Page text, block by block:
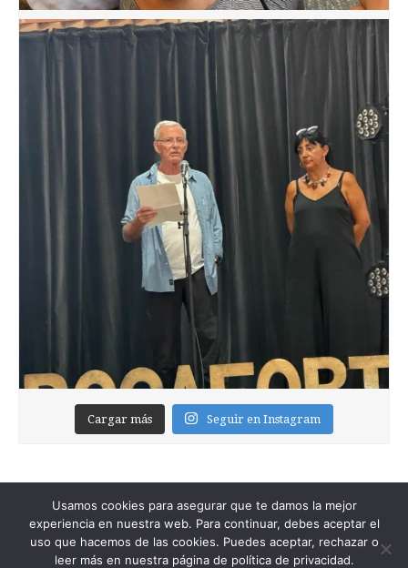
Cargar más Seguir en Instagram
Usamos cookies para asegurar que te damos la mejor
experiencia en nuestra web. Para continuar, debes aceptar el
uso que hacemos de las cookies. Puedes aceptar, rechazar o
leer más en nuestra página de política de privacidad.